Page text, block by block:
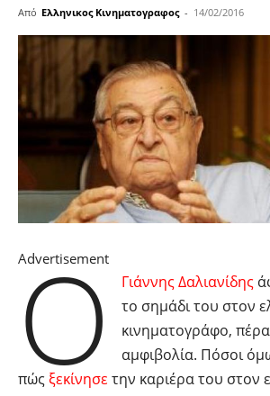
Από Ελληνικος Κινηματογραφος - 14/02/2016
Advertisement
O Γιάννης Δαλιανίδης
το σημάδι του στον
κινηματογράφο,
αμφιβολία. Πόσοι
πώς ξεκίνησε την καριέρα του στον